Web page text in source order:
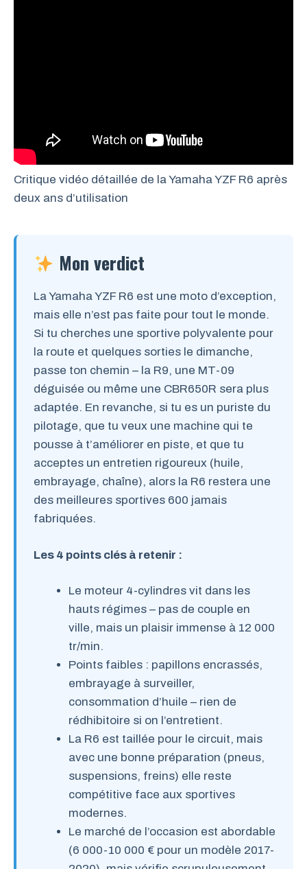
Critique vidéo détaillée de la Yamaha YZF R6 après
deux ans d’utilisation
Mon verdict
La Yamaha YZF R6 est une moto d’exception,
mais elle n’est pas faite pour tout le monde.
Si tu cherches une sportive polyvalente pour
la route et quelques sorties le dimanche,
passe ton chemin – la R9, une MT-09
déguisée ou même une CBR650R sera plus
adaptée. En revanche, si tu es un puriste du
pilotage, que tu veux une machine qui te
pousse à t’améliorer en piste, et que tu
acceptes un entretien rigoureux (huile,
embrayage, chaîne), alors la R6 restera une
des meilleures sportives 600 jamais
fabriquées.
Les 4 points clés à retenir :
Le moteur 4-cylindres vit dans les
hauts régimes – pas de couple en
ville, mais un plaisir immense à 12 000
tr/min.
Points faibles : papillons encrassés,
embrayage à surveiller,
consommation d’huile – rien de
rédhibitoire si on l’entretient.
La R6 est taillée pour le circuit, mais
avec une bonne préparation (pneus,
suspensions, freins) elle reste
compétitive face aux sportives
modernes.
Le marché de l’occasion est abordable
(6 000-10 000 € pour un modèle 2017-